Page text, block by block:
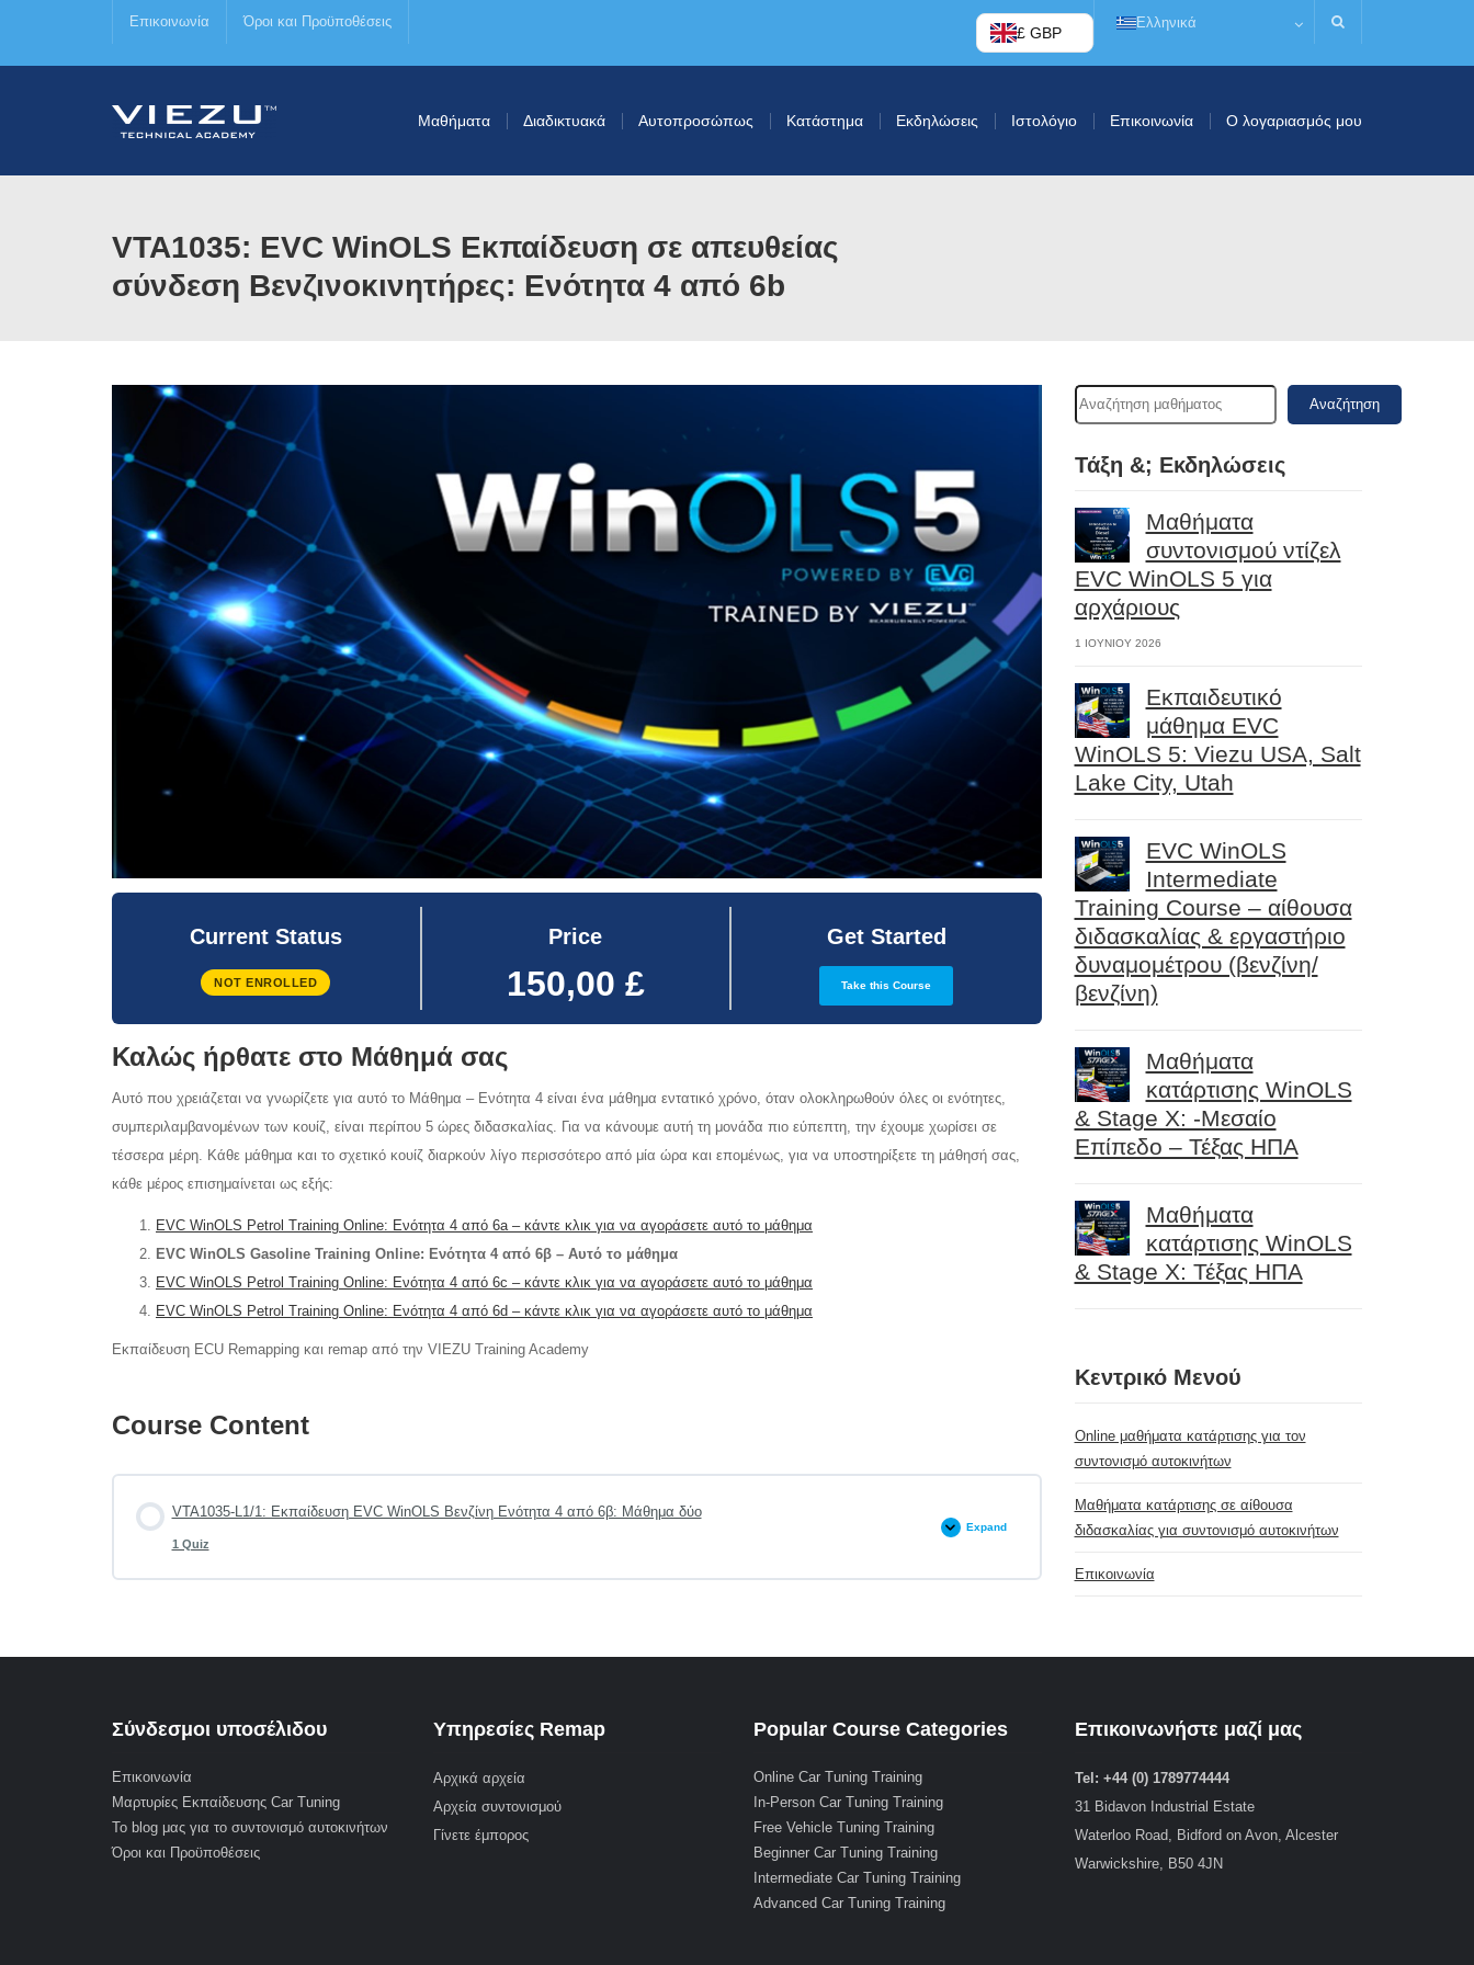
Επικοινωνία Όροι και Προϋποθέσεις
£ GBP
Ελληνικά
Μαθήματα Διαδικτυακά Αυτοπροσώπως Κατάστημα Εκδηλώσεις Ιστολόγιο Επικοινωνία Ο λογαριασμός μου
VTA1035: EVC WinOLS Εκπαίδευση σε απευθείας
σύνδεση Βενζινοκινητήρες: Ενότητα 4 από 6b
Current Status
NOT ENROLLED
Price
150,00 £
Get Started
Take this Course
Καλώς ήρθατε στο Μάθημά σας
Αυτό που χρειάζεται να γνωρίζετε για αυτό το Μάθημα – Ενότητα 4 είναι ένα μάθημα εντατικό χρόνο, όταν ολοκληρωθούν όλες οι ενότητες,
συμπεριλαμβανομένων των κουίζ, είναι περίπου 5 ώρες διδασκαλίας. Για να κάνουμε αυτή τη μονάδα πιο εύπεπτη, την έχουμε χωρίσει σε
τέσσερα μέρη. Κάθε μάθημα και το σχετικό κουίζ διαρκούν λίγο περισσότερο από μία ώρα και επομένως, για να υποστηρίξετε τη μάθησή σας,
κάθε μέρος επισημαίνεται ως εξής:
EVC WinOLS Petrol Training Online: Ενότητα 4 από 6a – κάντε κλικ για να αγοράσετε αυτό το μάθημα
EVC WinOLS Gasoline Training Online: Ενότητα 4 από 6β – Αυτό το μάθημα
EVC WinOLS Petrol Training Online: Ενότητα 4 από 6c – κάντε κλικ για να αγοράσετε αυτό το μάθημα
EVC WinOLS Petrol Training Online: Ενότητα 4 από 6d – κάντε κλικ για να αγοράσετε αυτό το μάθημα
Εκπαίδευση ECU Remapping και remap από την VIEZU Training Academy
Course Content
VTA1035-L1/1: Εκπαίδευση EVC WinOLS Βενζίνη Ενότητα 4 από 6β: Μάθημα δύο
1 Quiz
Expand
VTA1035-
WinOLS
Αναζήτηση
Τάξη &; Εκδηλώσεις
Μαθήματα
συντονισμού ντίζελ
EVC WinOLS 5 για
αρχάριους
1 ΙΟΥΝΊΟΥ 2026
Εκπαιδευτικό
μάθημα EVC
WinOLS 5: Viezu USA, Salt
Lake City, Utah
EVC WinOLS
Intermediate
Training Course – αίθουσα
διδασκαλίας & εργαστήριο
δυναμομέτρου (βενζίνη/
βενζίνη)
Μαθήματα
κατάρτισης WinOLS
& Stage X: -Μεσαίο
Επίπεδο – Τέξας ΗΠΑ
Μαθήματα
κατάρτισης WinOLS
& Stage X: Τέξας ΗΠΑ
Κεντρικό Μενού
Online μαθήματα κατάρτισης για τον
συντονισμό αυτοκινήτων
Μαθήματα κατάρτισης σε αίθουσα
διδασκαλίας για συντονισμό αυτοκινήτων
Επικοινωνία
Σύνδεσμοι υποσέλιδου
Επικοινωνία
Μαρτυρίες Εκπαίδευσης Car Tuning
Το blog μας για το συντονισμό αυτοκινήτων
Όροι και Προϋποθέσεις
Υπηρεσίες Remap
Αρχικά αρχεία
Αρχεία συντονισμού
Γίνετε έμπορος
Popular Course Categories
Online Car Tuning Training
In-Person Car Tuning Training
Free Vehicle Tuning Training
Beginner Car Tuning Training
Intermediate Car Tuning Training
Advanced Car Tuning Training
Επικοινωνήστε μαζί μας
Tel: +44 (0) 1789774444
31 Bidavon Industrial Estate
Waterloo Road, Bidford on Avon, Alcester
Warwickshire, B50 4JN